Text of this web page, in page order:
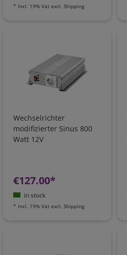
* Incl. 19% Vat excl. Shipping
Wechselrichter
modifizierter Sinus 800
Watt 12V
€127.00*
in stock
* Incl. 19% Vat excl. Shipping